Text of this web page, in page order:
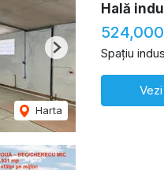
Harta
Next
Hală
Spațiu